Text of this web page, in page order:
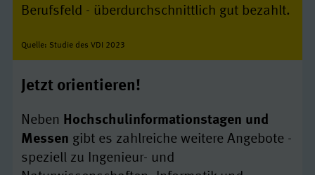
Berufsfeld - überdurchschnittlich gut bezahlt.
Quelle: Studie des VDI 2023
Jetzt orientieren!
Neben Hochschulinformationstagen und
Messen gibt es zahlreiche weitere Angebote -
speziell zu Ingenieur- und